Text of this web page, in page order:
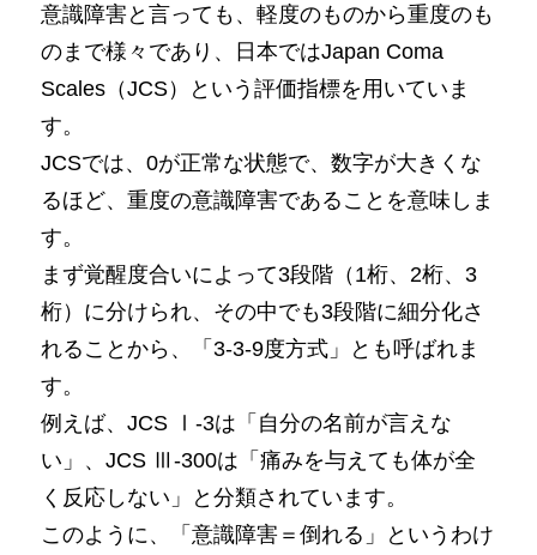
意識障害と言っても、軽度のものから重度のも
のまで様々であり、日本ではJapan Coma
Scales（JCS）という評価指標を用いていま
す。
JCSでは、0が正常な状態で、数字が大きくな
るほど、重度の意識障害であることを意味しま
す。
まず覚醒度合いによって3段階（1桁、2桁、3
桁）に分けられ、その中でも3段階に細分化さ
れることから、「3-3-9度方式」とも呼ばれま
す。
例えば、JCS Ⅰ-3は「自分の名前が言えな
い」、JCS Ⅲ-300は「痛みを与えても体が全
く反応しない」と分類されています。
このように、「意識障害＝倒れる」というわけ